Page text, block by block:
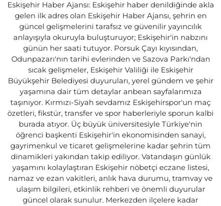
Eskişehir Haber Ajansı: Eskişehir haber denildiğinde akla
gelen ilk adres olan Eskişehir Haber Ajansı, şehrin en
güncel gelişmelerini tarafsız ve güvenilir yayıncılık
anlayışıyla okuruyla buluşturuyor; Eskişehir'in nabzını
günün her saati tutuyor. Porsuk Çayı kıyısından,
Odunpazarı'nın tarihi evlerinden ve Sazova Parkı'ndan
sıcak gelişmeler, Eskişehir Valiliği ile Eskişehir
Büyükşehir Belediyesi duyuruları, yerel gündem ve şehir
yaşamına dair tüm detaylar anbean sayfalarımıza
taşınıyor. Kırmızı-Siyah sevdamız Eskişehirspor'un maç
özetleri, fikstür, transfer ve spor haberleriyle sporun kalbi
burada atıyor. Üç büyük üniversitesiyle Türkiye'nin
öğrenci başkenti Eskişehir'in ekonomisinden sanayi,
gayrimenkul ve ticaret gelişmelerine kadar şehrin tüm
dinamikleri yakından takip ediliyor. Vatandaşın günlük
yaşamını kolaylaştıran Eskişehir nöbetçi eczane listesi,
namaz ve ezan vakitleri, anlık hava durumu, tramvay ve
ulaşım bilgileri, etkinlik rehberi ve önemli duyurular
güncel olarak sunulur. Merkezden ilçelere kadar